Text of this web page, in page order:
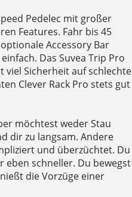
Pedelec mit großer
Features. Fahr bis 45
Accessory Bar
Das Suvea Trip Pro
viel Sicherheit auf schlechte
Clever Rack Pro stets gut
möchtest weder Stau
dir zu langsam. Andere
und überzüchtet. Du
eben schneller. Du bewegst
die Vorzüge einer